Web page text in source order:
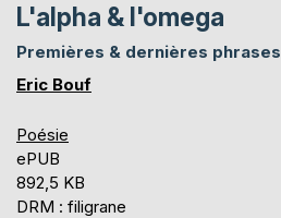
L'alpha & l'omega
Premières & dernières phrases
Eric Bouf
Poésie
ePUB
892,5 KB
DRM : filigrane